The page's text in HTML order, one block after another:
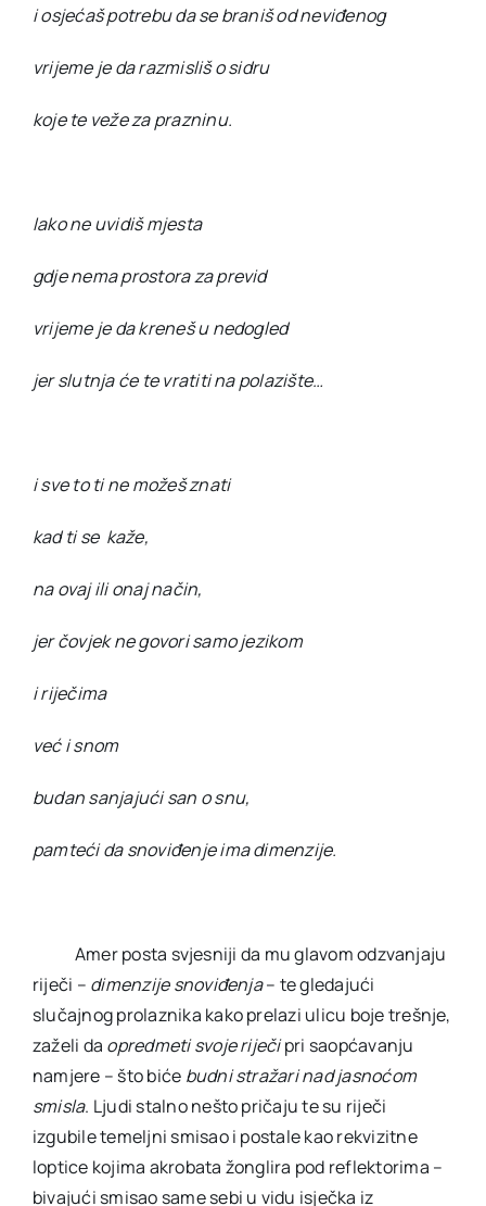
i osjećaš potrebu da se braniš od neviđenog
vrijeme je da razmisliš o sidru
koje te veže za prazninu.
Iako ne uvidiš mjesta
gdje nema prostora za previd
vrijeme je da kreneš u nedogled
jer slutnja će te vratiti na polazište…
i sve to ti ne možeš znati
kad ti se kaže,
na ovaj ili onaj način,
jer čovjek ne govori samo jezikom
i riječima
već i snom
budan sanjajući san o snu,
pamteći da snoviđenje ima dimenzije.
Amer posta svjesniji da mu glavom odzvanjaju
riječi – dimenzije snoviđenja– te gledajući
slučajnog prolaznika kako prelazi ulicu boje trešnje,
zaželi da opredmeti svoje riječipri saopćavanju
namjere – što biće budni stražari nad jasnoćom
smisla. Ljudi stalno nešto pričaju te su riječi
izgubile temeljni smisao i postale kao rekvizitne
loptice kojima akrobata žonglira pod reflektorima –
bivajući smisao same sebi u vidu isječka iz